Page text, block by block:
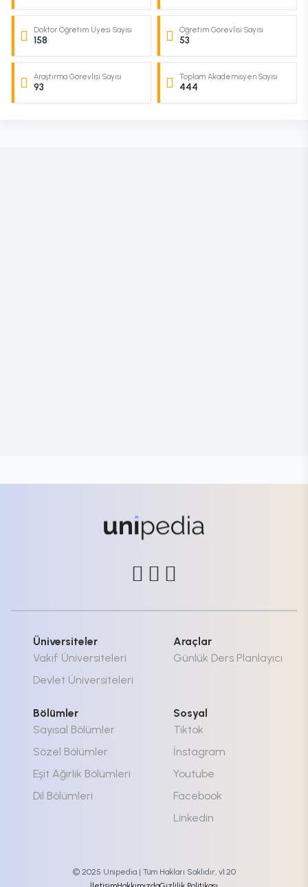
Doktor Öğretim Üyesi Sayısı
158
Öğretim Görevlisi Sayısı
53
Araştırma Görevlisi Sayısı
93
Toplam Akademisyen Sayısı
444
Üniversiteler
Vakıf Üniversiteleri
Devlet Üniversiteleri
Araçlar
Günlük Ders Planlayıcı
Bölümler
Sayısal Bölümler
Sözel Bölümler
Eşit Ağırlık Bölümleri
Dil Bölümleri
Sosyal
Tiktok
İnstagram
Youtube
Facebook
Linkedin
© 2025 Unipedia | Tüm Hakları Saklıdır, v1.20